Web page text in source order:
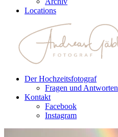
Locations
Der Hochzeitsfotograf
Fragen und Antworten
Kontakt
Facebook
Instagram